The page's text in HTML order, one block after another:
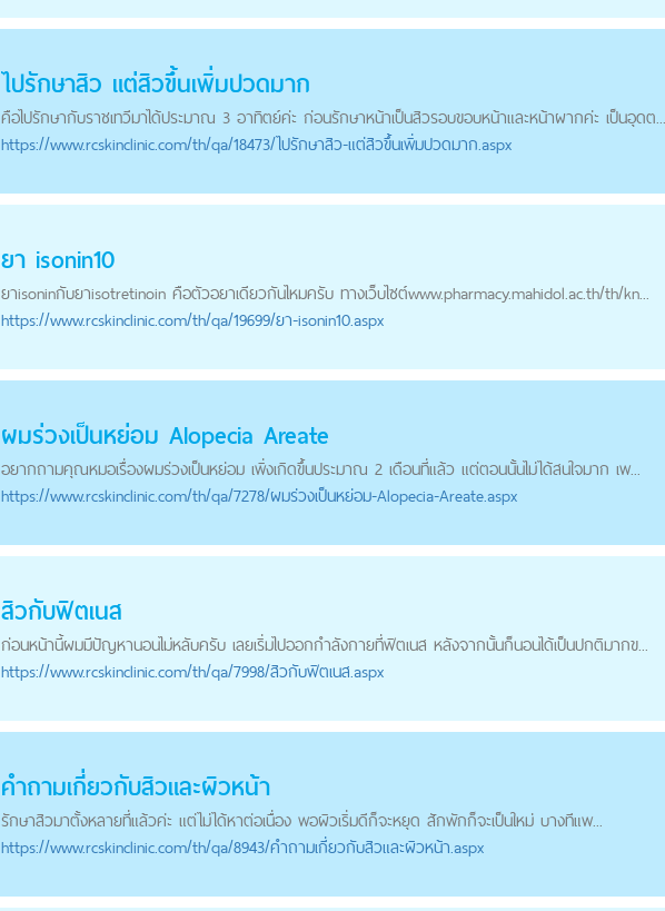
ไปรักษาสิว แต่สิวขึ้นเพิ่มปวดมาก
คือไปรักษากับราชเทวีมาได้ประมาณ 3 อาทิตย์ค่ะ ก่อนรักษาหน้าเป็นสิวรอบขอบหน้าและหน้าผากค่ะ เป็นอุดต...
https://www.rcskinclinic.com/th/qa/18473/ไปรักษาสิว-แต่สิวขึ้นเพิ่มปวดมาก.aspx
ยา isonin10
ยาisoninกับยาisotretinoin คือตัวอยาเดียวกันไหมครับ ทางเว็บไซต์www.pharmacy.mahidol.ac.th/th/kn...
https://www.rcskinclinic.com/th/qa/19699/ยา-isonin10.aspx
ผมร่วงเป็นหย่อม Alopecia Areate
อยากถามคุณหมอเรื่องผมร่วงเป็นหย่อม เพิ่งเกิดขึ้นประมาณ 2 เดือนที่แล้ว แต่ตอนนั้นไม่ได้สนใจมาก เพ...
https://www.rcskinclinic.com/th/qa/7278/ผมร่วงเป็นหย่อม-Alopecia-Areate.aspx
สิวกับฟิตเนส
ก่อนหน้านี้ผมมีปัญหานอนไม่หลับครับ เลยเริ่มไปออกกำลังกายที่ฟิตเนส หลังจากนั้นก็นอนได้เป็นปกติมากข...
https://www.rcskinclinic.com/th/qa/7998/สิวกับฟิตเนส.aspx
คำถามเกี่ยวกับสิวและผิวหน้า
รักษาสิวมาตั้งหลายที่แล้วค่ะ แต่ไม่ได้หาต่อเนื่อง พอผิวเริ่มดีก็จะหยุด สักพักก็จะเป็นใหม่ บางทีแพ...
https://www.rcskinclinic.com/th/qa/8943/คำถามเกี่ยวกับสิวและผิวหน้า.aspx